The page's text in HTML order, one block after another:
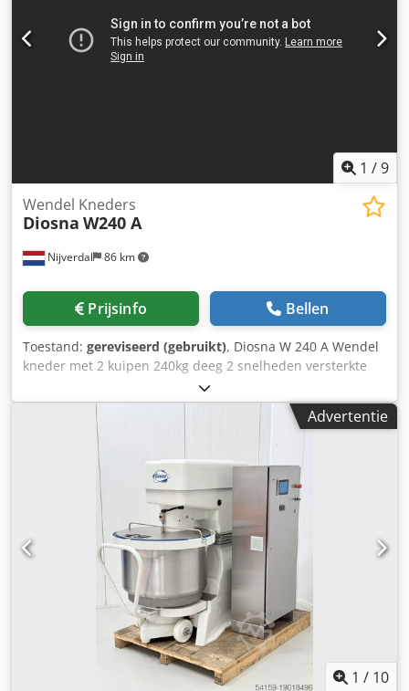
1 /9
Nijverdal 86 km
Wendel Kneders
Diosna W240 A
Prijsinfo Bellen
Toestand: gereviseerd (gebruikt), Diosna W 240 A Wendel
kneder met 2 kuipen 240kg deeg 2 snelheden versterkte
motor eerste snelheid 18 kW, tweede snelheid 24 kW
digitale besturing schraper kortere kneedtijd snelle
deegsequentie lagere deegopwarming geschikt voor alle
soorten deeg, dankzij het zachte kneden Chodpsx Ttt Rsfx
Aggja capaciteit in bloem 150kg inhoud van de kuip 370
Advertentie
1 / 10